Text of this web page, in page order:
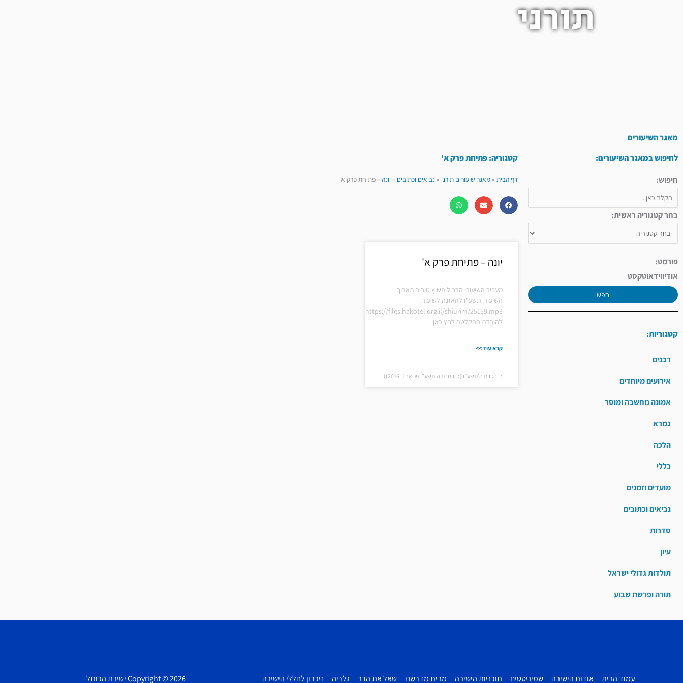
תורני
מאגר השיעורים
לחיפוש במאגר השיעורים:
חיפוש:
בחר קטגוריה ראשית:
פורמט:
אודיווידאוטקסט
חפש
קטגוריות:
רבנים
אירועים מיוחדים
אמונה מחשבה ומוסר
גמרא
הלכה
כללי
מועדים וזמנים
נביאים וכתובים
סדרות
עיון
תולדות גדולי ישראל
תורה ופרשת שבוע
קטגוריה: פתיחת פרק א'
דף הבית»מאגר שיעורים תורני » נביאים וכתובים »יונה»פתיחת פרק א'
יונה – פתיחת פרק א'
מעביר השיעור: הרב ליפשיץ טוביה תאריך
השיעור: תשע"ו להאזנה לשיעור:
https://files.hakotel.org.il/shiurim/25159.mp3
להורדת ההקלטה לחץ כאן
קרא עוד >>
כ׳ בטבת ה׳תשע״ו (כ׳ בטבת ה׳תשע״ו (ינואר 1, 2016))
עמוד הבית אודות הישיבה שמיניסטים תוכניות הישיבה מבית מדרשנו שאל את הרב גלריה זיכרון לחללי הישיבה Copyright © 2026 ישיבת הכותל